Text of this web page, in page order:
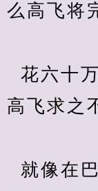
么高飞将
高飞求之